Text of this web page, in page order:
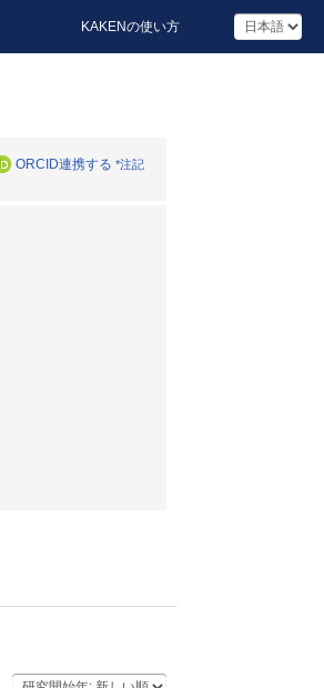
KAKENの使い方
ORCID連携する *注記